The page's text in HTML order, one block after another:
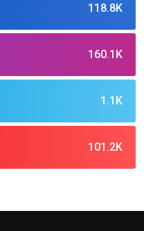
118.8K
160.1K
1.1K
101.2K